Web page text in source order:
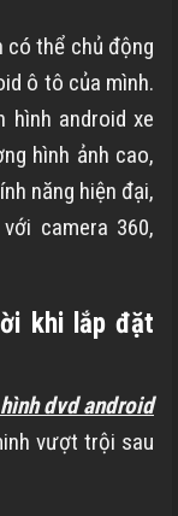
có thể chủ động
ô tô của mình.
hình android xe
hình ảnh cao,
năng hiện đại,
camera 360,
khi lắp đặt
dvd android
vượt trội sau